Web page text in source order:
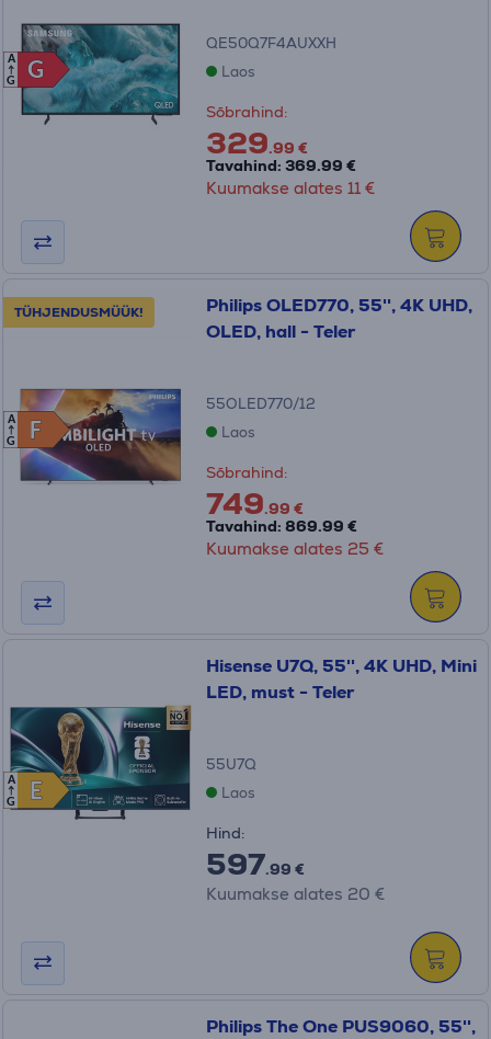
G
G
A
G
QE50Q7F4AUXXH
Laos
Sõbrahind:
329.99 €
Tavahind: 369.99 €
Kuumakse alates 11 €
TÜHJENDUSMÜÜK!
F
F
A
G
Philips OLED770, 55'', 4K UHD,
OLED, hall - Teler
55OLED770/12
Laos
Sõbrahind:
749.99 €
Tavahind: 869.99 €
Kuumakse alates 25 €
E
E
A
G
Hisense U7Q, 55'', 4K UHD, Mini
LED, must - Teler
55U7Q
Laos
Hind:
597.99 €
Kuumakse alates 20 €
Philips The One PUS9060, 55'',